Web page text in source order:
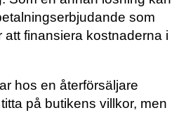
som
att finansiera kostnaderna i
hos en återförsäljare
på butikens villkor, men